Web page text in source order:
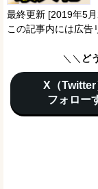
最終更新 [2019年5
この記事内には広告
＼＼ ど
X（Twitter
フォロー